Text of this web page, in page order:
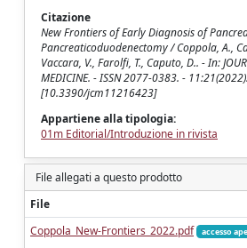
Citazione
New Frontiers of Early Diagnosis of
Pancreaticoduodenectomy / Coppola, A.,
Vaccara, V., Farolfi, T., Caputo, D.. - In:
MEDICINE. - ISSN 2077-0383. - 11:21(2022).
[10.3390/jcm11216423]
Appartiene alla tipologia:
01m Editorial/Introduzione in rivista
File allegati a questo prodotto
File
Coppola_New-Frontiers_2022.pdf
accesso